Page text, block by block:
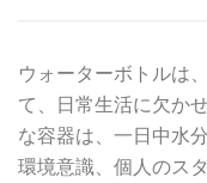
ウォーターボトルは
て、日常生活に欠か
な容器は、一日中水
環境意識、個人のス